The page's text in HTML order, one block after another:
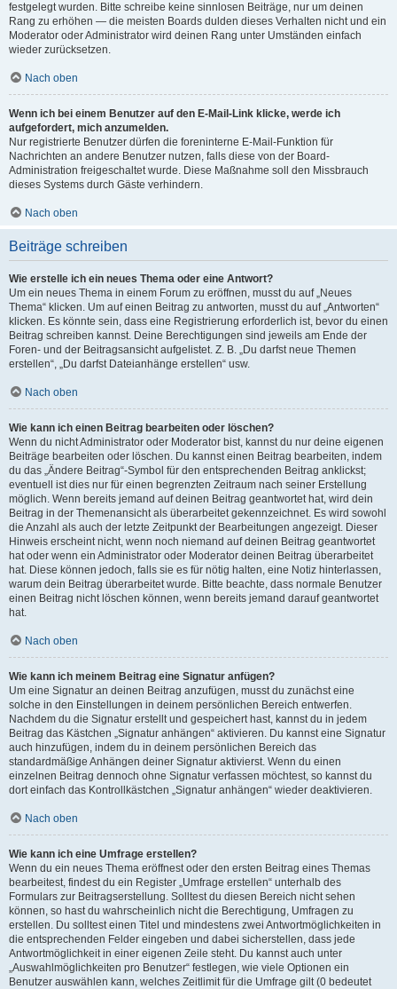
festgelegt wurden. Bitte schreibe keine sinnlosen Beiträge, nur um deinen
Rang zu erhöhen — die meisten Boards dulden dieses Verhalten nicht und ein
Moderator oder Administrator wird deinen Rang unter Umständen einfach
wieder zurücksetzen.
Nach oben
Wenn ich bei einem Benutzer auf den E-Mail-Link klicke, werde ich
aufgefordert, mich anzumelden.
Nur registrierte Benutzer dürfen die foreninterne E-Mail-Funktion für
Nachrichten an andere Benutzer nutzen, falls diese von der Board-
Administration freigeschaltet wurde. Diese Maßnahme soll den Missbrauch
dieses Systems durch Gäste verhindern.
Nach oben
Beiträge schreiben
Wie erstelle ich ein neues Thema oder eine Antwort?
Um ein neues Thema in einem Forum zu eröffnen, musst du auf „Neues
Thema“ klicken. Um auf einen Beitrag zu antworten, musst du auf „Antworten“
klicken. Es könnte sein, dass eine Registrierung erforderlich ist, bevor du einen
Beitrag schreiben kannst. Deine Berechtigungen sind jeweils am Ende der
Foren- und der Beitragsansicht aufgelistet. Z. B. „Du darfst neue Themen
erstellen“, „Du darfst Dateianhänge erstellen“ usw.
Nach oben
Wie kann ich einen Beitrag bearbeiten oder löschen?
Wenn du nicht Administrator oder Moderator bist, kannst du nur deine eigenen
Beiträge bearbeiten oder löschen. Du kannst einen Beitrag bearbeiten, indem
du das „Ändere Beitrag“-Symbol für den entsprechenden Beitrag anklickst;
eventuell ist dies nur für einen begrenzten Zeitraum nach seiner Erstellung
möglich. Wenn bereits jemand auf deinen Beitrag geantwortet hat, wird dein
Beitrag in der Themenansicht als überarbeitet gekennzeichnet. Es wird sowohl
die Anzahl als auch der letzte Zeitpunkt der Bearbeitungen angezeigt. Dieser
Hinweis erscheint nicht, wenn noch niemand auf deinen Beitrag geantwortet
hat oder wenn ein Administrator oder Moderator deinen Beitrag überarbeitet
hat. Diese können jedoch, falls sie es für nötig halten, eine Notiz hinterlassen,
warum dein Beitrag überarbeitet wurde. Bitte beachte, dass normale Benutzer
einen Beitrag nicht löschen können, wenn bereits jemand darauf geantwortet
hat.
Nach oben
Wie kann ich meinem Beitrag eine Signatur anfügen?
Um eine Signatur an deinen Beitrag anzufügen, musst du zunächst eine
solche in den Einstellungen in deinem persönlichen Bereich entwerfen.
Nachdem du die Signatur erstellt und gespeichert hast, kannst du in jedem
Beitrag das Kästchen „Signatur anhängen“ aktivieren. Du kannst eine Signatur
auch hinzufügen, indem du in deinem persönlichen Bereich das
standardmäßige Anhängen deiner Signatur aktivierst. Wenn du einen
einzelnen Beitrag dennoch ohne Signatur verfassen möchtest, so kannst du
dort einfach das Kontrollkästchen „Signatur anhängen“ wieder deaktivieren.
Nach oben
Wie kann ich eine Umfrage erstellen?
Wenn du ein neues Thema eröffnest oder den ersten Beitrag eines Themas
bearbeitest, findest du ein Register „Umfrage erstellen“ unterhalb des
Formulars zur Beitragserstellung. Solltest du diesen Bereich nicht sehen
können, so hast du wahrscheinlich nicht die Berechtigung, Umfragen zu
erstellen. Du solltest einen Titel und mindestens zwei Antwortmöglichkeiten in
die entsprechenden Felder eingeben und dabei sicherstellen, dass jede
Antwortmöglichkeit in einer eigenen Zeile steht. Du kannst auch unter
„Auswahlmöglichkeiten pro Benutzer“ festlegen, wie viele Optionen ein
Benutzer auswählen kann, welches Zeitlimit für die Umfrage gilt (0 bedeutet